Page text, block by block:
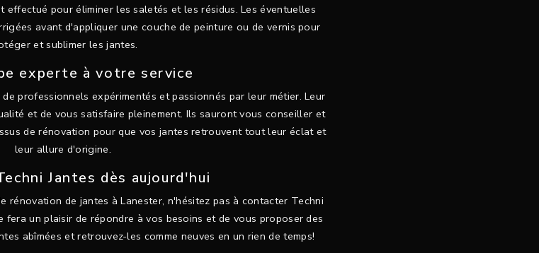
pour éliminer les saletés et les résidus. Les éventuelles
avant d'appliquer une couche de peinture ou de vernis pour
et sublimer les jantes.
experte à votre service
professionnels expérimentés et passionnés par leur métier. Leur
et de vous satisfaire pleinement. Ils sauront vous conseiller et
de rénovation pour que vos jantes retrouvent tout leur éclat et
leur allure d'origine.
Jantes dès aujourd'hui
rénovation de jantes à Lanester, n'hésitez pas à contacter Techni
un plaisir de répondre à vos besoins et de vous proposer des
abîmées et retrouvez-les comme neuves en un rien de temps!